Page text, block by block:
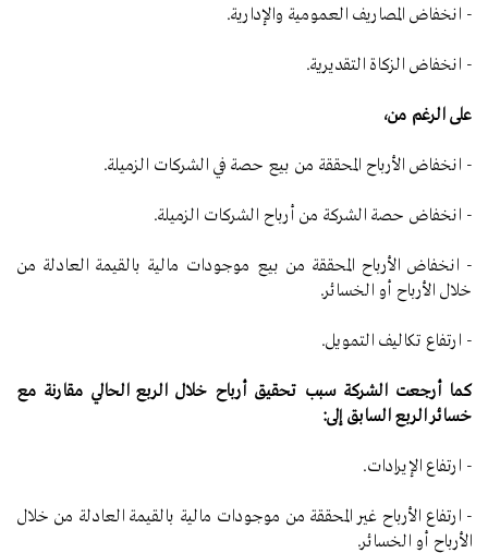
- انخفاض المصاريف العمومية والإدارية.
- انخفاض الزكاة التقديرية.
على الرغم من،
- انخفاض الأرباح المحققة من بيع حصة في الشركات الزميلة.
- انخفاض حصة الشركة من أرباح الشركات الزميلة.
- انخفاض الأرباح المحققة من بيع موجودات مالية بالقيمة العادلة من
خلال الأرباح أو الخسائر.
- ارتفاع تكاليف التمويل.
كما أرجعت الشركة سبب تحقيق أرباح خلال الربع الحالي مقارنة مع
خسائر الربع السابق إلى:
- ارتفاع الإيرادات.
- ارتفاع الأرباح غير المحققة من موجودات مالية بالقيمة العادلة من خلال
الأرباح أو الخسائر.